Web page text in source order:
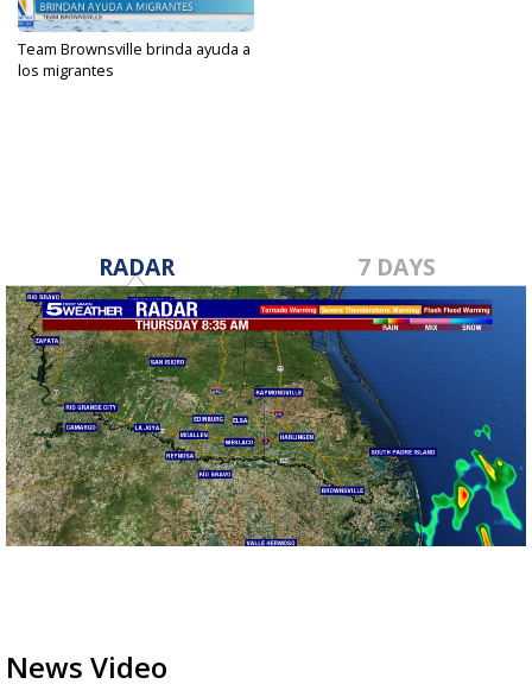
Team Brownsville brinda ayuda a
los migrantes
RADAR 7 DAYS
News Video